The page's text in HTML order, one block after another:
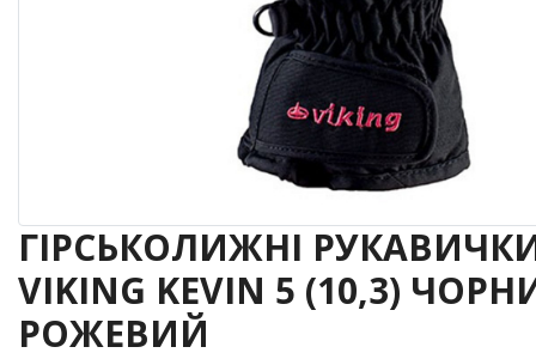
ГІРСЬКОЛИЖНІ
VIKING KEVIN 5 (10,3)
РОЖЕВИЙ